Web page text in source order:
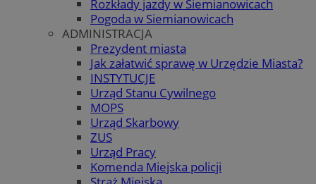
Rozkłady jazdy w Siemianowicach
Pogoda w Siemianowicach
ADMINISTRACJA
Prezydent miasta
Jak załatwić sprawę w Urzędzie Miasta?
INSTYTUCJE
Urząd Stanu Cywilnego
MOPS
Urząd Skarbowy
ZUS
Urząd Pracy
Komenda Miejska policji